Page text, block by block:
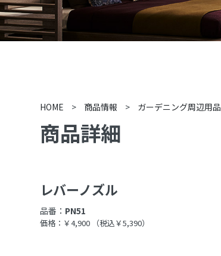
HOME > 商品情報 > ガーデニング周辺用品
商品詳細
レバーノズル
品番： PN51
価格：￥4,900 （税込￥5,390）